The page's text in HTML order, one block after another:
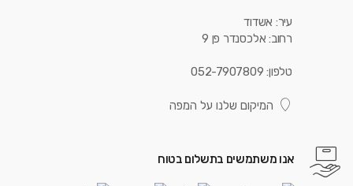
עיר: אשדוד
רחוב: אלכסנדר פן 9
טלפון: 052-7907809
המיקום שלנו על המפה
אנו משתמשים בתשלום בטוח